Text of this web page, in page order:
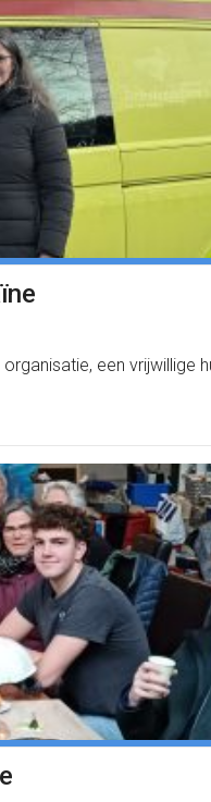
een vrijwillige